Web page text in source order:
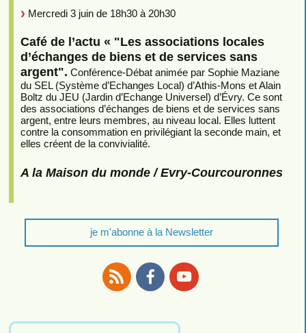
Mercredi 3 juin de 18h30 à 20h30
Café de l’actu « "Les associations locales
d’échanges de biens et de services sans
argent". Conférence-Débat animée par Sophie Maziane
du SEL (Système d’Echanges Local) d’Athis-Mons et Alain
Boltz du JEU (Jardin d’Echange Universel) d’Évry. Ce sont
des associations d’échanges de biens et de services sans
argent, entre leurs membres, au niveau local. Elles luttent
contre la consommation en privilégiant la seconde main, et
elles créent de la convivialité.
A la Maison du monde / Evry-Courcouronnes
je m'abonne à la Newsletter